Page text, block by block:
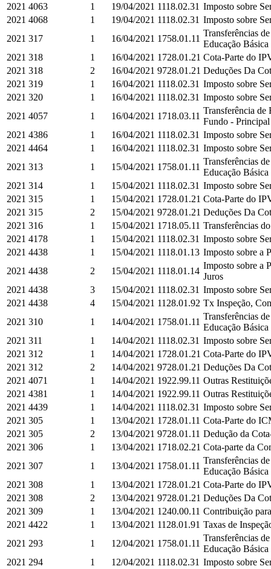
2021 4063 1 19/04/2021 1118.02.31 Imposto sobre
2021 4068 1 19/04/2021 1118.02.31 Imposto sobre
2021 317 1 16/04/2021 1758.01.11
Transferências
Educação
2021 318 1 16/04/2021 1728.01.21 Cota-Parte do
2021 318 2 16/04/2021 9728.01.21 Deduções Da
2021 319 1 16/04/2021 1118.02.31 Imposto sobre
2021 320 1 16/04/2021 1118.02.31 Imposto sobre
2021 4057 1 16/04/2021 1718.03.11
Transferência de
Fundo - Principal
2021 4386 1 16/04/2021 1118.02.31 Imposto sobre
2021 4464 1 16/04/2021 1118.02.31 Imposto sobre
2021 313 1 15/04/2021 1758.01.11
Transferências
Educação
2021 314 1 15/04/2021 1118.02.31 Imposto sobre
2021 315 1 15/04/2021 1728.01.21 Cota-Parte do
2021 315 2 15/04/2021 9728.01.21 Deduções Da
2021 316 1 15/04/2021 1718.05.11 Transferências
2021 4178 1 15/04/2021 1118.02.31 Imposto sobre
2021 4438 1 15/04/2021 1118.01.13 Imposto sobre a
2021 4438 2 15/04/2021 1118.01.14
Imposto sobre a
Juros
2021 4438 3 15/04/2021 1118.02.31 Imposto sobre
2021 4438 4 15/04/2021 1128.01.92 Tx Inspeção,
2021 310 1 14/04/2021 1758.01.11
Transferências
Educação
2021 311 1 14/04/2021 1118.02.31 Imposto sobre
2021 312 1 14/04/2021 1728.01.21 Cota-Parte do
2021 312 2 14/04/2021 9728.01.21 Deduções Da
2021 4071 1 14/04/2021 1922.99.11 Outras
2021 4381 1 14/04/2021 1922.99.11 Outras
2021 4439 1 14/04/2021 1118.02.31 Imposto sobre
2021 305 1 13/04/2021 1728.01.11 Cota-Parte do
2021 305 2 13/04/2021 9728.01.11 Dedução da
2021 306 1 13/04/2021 1718.02.21 Cota-parte da
2021 307 1 13/04/2021 1758.01.11
Transferências
Educação
2021 308 1 13/04/2021 1728.01.21 Cota-Parte do
2021 308 2 13/04/2021 9728.01.21 Deduções Da
2021 309 1 13/04/2021 1240.00.11 Contribuição
2021 4422 1 13/04/2021 1128.01.91 Taxas de
2021 293 1 12/04/2021 1758.01.11
Transferências
Educação
2021 294 1 12/04/2021 1118.02.31 Imposto sobre